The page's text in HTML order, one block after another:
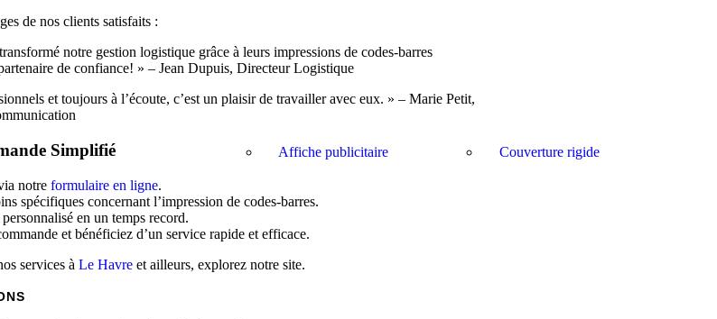
Affiche publicitaire Couverture rigide
de nos clients satisfaits :
notre gestion logistique grâce à leurs impressions de codes-barres
de confiance! » – Jean Dupuis, Directeur Logistique
et toujours à l’écoute, c’est un plaisir de travailler avec eux. » – Marie Petit,
Simplifié
notre formulaire en ligne.
spécifiques concernant l’impression de codes-barres.
en un temps record.
et bénéficiez d’un service rapide et efficace.
services à Le Havreet ailleurs, explorez notre site.